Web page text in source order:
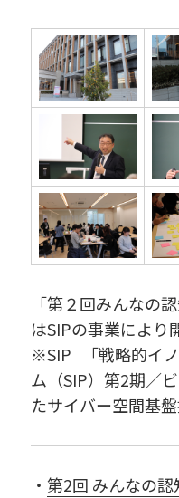
「第２回みんなの
はSIPの事業により
※SIP 「戦略的イ
ム（SIP）第2期／
たサイバー空間基
・第2回 みんなの